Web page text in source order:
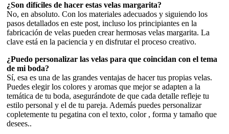
¿Son difíciles de hacer estas velas margarita?
No, en absoluto. Con los materiales adecuados y siguiendo los
pasos detallados en este post, incluso los principiantes en la
fabricación de velas pueden crear hermosas velas margarita. La
clave está en la paciencia y en disfrutar el proceso creativo.
¿Puedo personalizar las velas para que coincidan con el tema
de mi boda?
Sí, esa es una de las grandes ventajas de hacer tus propias velas.
Puedes elegir los colores y aromas que mejor se adapten a la
temática de tu boda, asegurándote de que cada detalle refleje tu
estilo personal y el de tu pareja. Además puedes personalizar
copletemente tu pegatina con el texto, color , forma y tamaño que
desees..